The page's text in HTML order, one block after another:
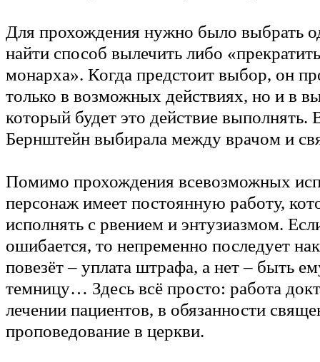
Для прохождения нужно было выбрать
найти способ вылечить либо
монарха». Когда предстоит выбор, он
только в возможных действиях, но и в
который будет это действие выполнять.
Бернштейн выбирала между врачом и
Помимо прохождения всевозможных
персонаж имеет постоянную работу,
исполнять с рвением и энтузиазмом.
ошибается, то непременно последует
повезёт – уплата штрафа, а нет – быть
темницу… Здесь всё просто: работа
лечении пациентов, в обязанности
проповедование в церкви.